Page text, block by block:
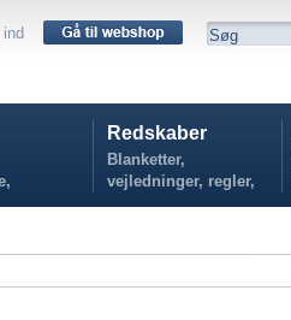
ind
Redskaber
Blanketter,
vejledninger, regler,
politikker...